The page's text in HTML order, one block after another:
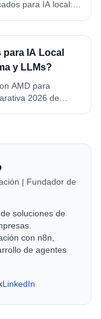
para IA local:
para IA Local
y LLMs?
AMD para
2026 de
| Fundador de
soluciones de
con n8n,
de agentes
LinkedIn